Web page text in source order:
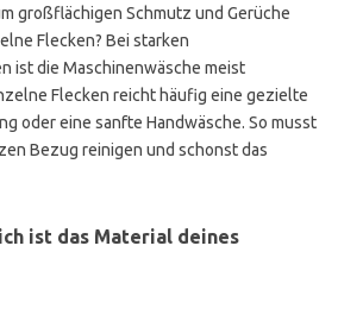
großflächigen Schmutz und Gerüche
Flecken? Bei starken
ist die Maschinenwäsche meist
Flecken reicht häufig eine gezielte
oder eine sanfte Handwäsche. So musst
Bezug reinigen und schonst das
ist das Material deines